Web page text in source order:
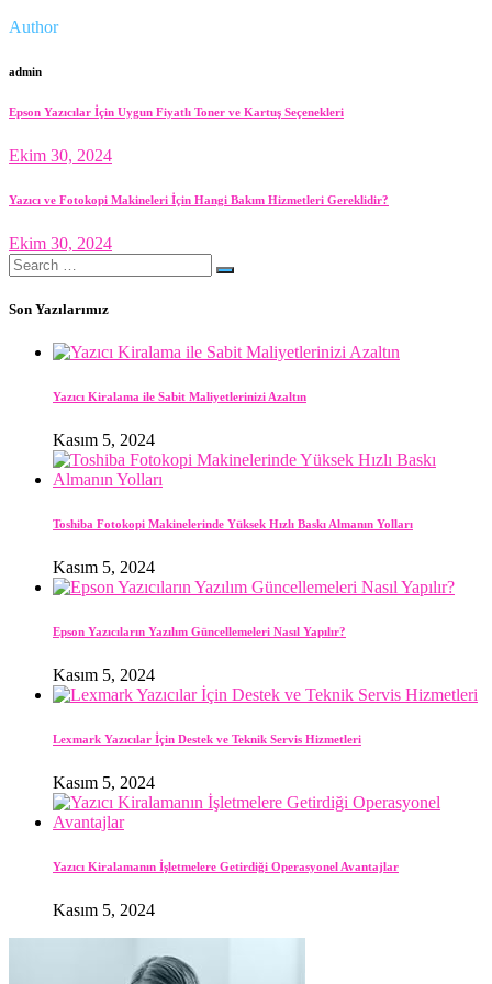
Author
admin
Epson Yazıcılar İçin Uygun Fiyatlı Toner ve Kartuş Seçenekleri
Ekim 30, 2024
Yazıcı ve Fotokopi Makineleri İçin Hangi Bakım Hizmetleri Gereklidir?
Ekim 30, 2024
Search
for:
Son Yazılarımız
Yazıcı Kiralama ile Sabit Maliyetlerinizi Azaltın
Kasım 5, 2024
Toshiba Fotokopi Makinelerinde Yüksek Hızlı Baskı Almanın Yolları
Kasım 5, 2024
Epson Yazıcıların Yazılım Güncellemeleri Nasıl Yapılır?
Kasım 5, 2024
Lexmark Yazıcılar İçin Destek ve Teknik Servis Hizmetleri
Kasım 5, 2024
Yazıcı Kiralamanın İşletmelere Getirdiği Operasyonel Avantajlar
Kasım 5, 2024